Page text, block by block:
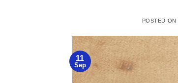
POSTED ON
11
Sep